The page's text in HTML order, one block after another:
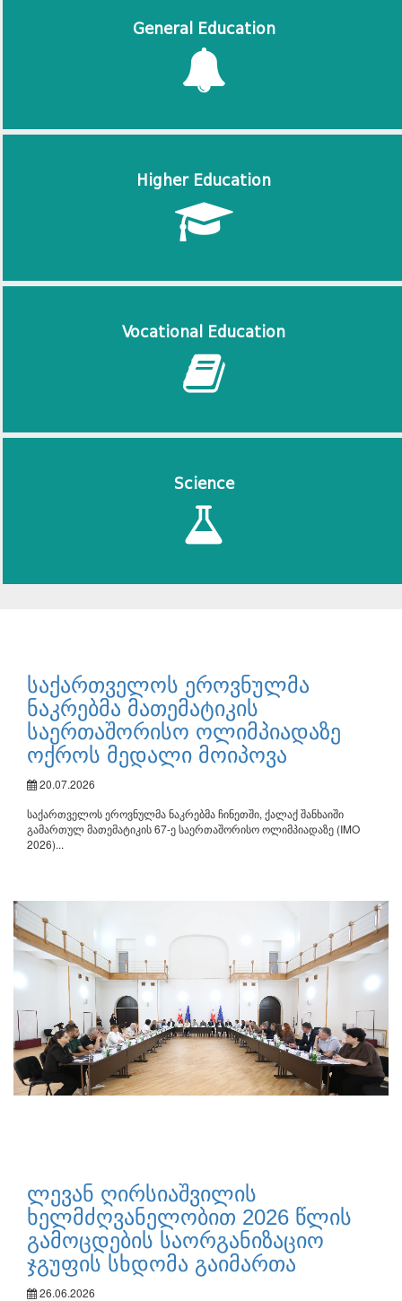
General Education
Higher Education
Vocational Education
Science
საქართველოს ეროვნულმა
ნაკრებმა მათემატიკის
საერთაშორისო ოლიმპიადაზე
ოქროს მედალი მოიპოვა
20.07.2026
საქართველოს ეროვნულმა ნაკრებმა ჩინეთში, ქალაქ შანხაიში
გამართულ მათემატიკის 67-ე საერთაშორისო ოლიმპიადაზე (IMO
2026)...
ლევან ღირსიაშვილის
ხელმძღვანელობით 2026 წლის
გამოცდების საორგანიზაციო
ჯგუფის სხდომა გაიმართა
26.06.2026